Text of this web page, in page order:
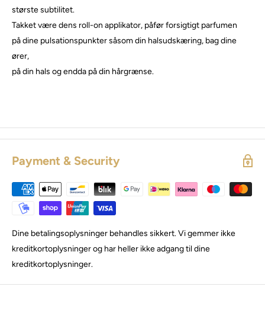
største subtilitet.
Takket være dens roll-on applikator, påfør forsigtigt parfumen
på dine pulsationspunkter såsom din halsudskæring, bag dine
ører,
på din hals og endda på din hårgrænse.
Payment & Security
Dine betalingsoplysninger behandles sikkert. Vi gemmer ikke
kreditkortoplysninger og har heller ikke adgang til dine
kreditkortoplysninger.